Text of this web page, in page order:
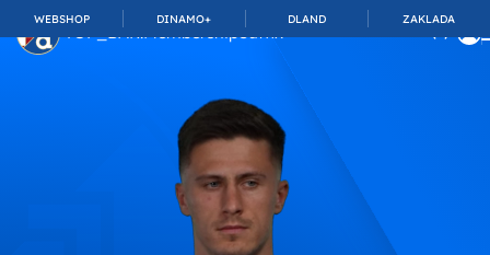
WEBSHOP DINAMO+ DLAND ZAKLADA
TOP_BAR.MembershipSuffix